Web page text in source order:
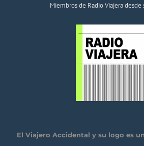
Miembros de Radio Viajera
El Viajero Accidental y su logo es